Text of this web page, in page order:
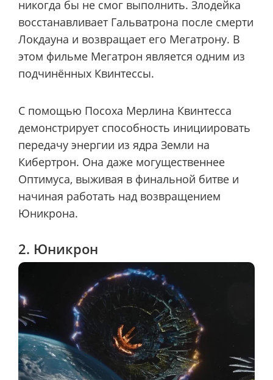
никогда бы не смог выполнить. Злодейка
восстанавливает Гальватрона после смерти
Локдауна и возвращает его Мегатрону. В
этом фильме Мегатрон является одним из
подчинённых Квинтессы.
С помощью Посоха Мерлина Квинтесса
демонстрирует способность инициировать
передачу энергии из ядра Земли на
Кибертрон. Она даже могущественнее
Оптимуса, выживая в финальной битве и
начиная работать над возвращением
Юникрона.
2. Юникрон